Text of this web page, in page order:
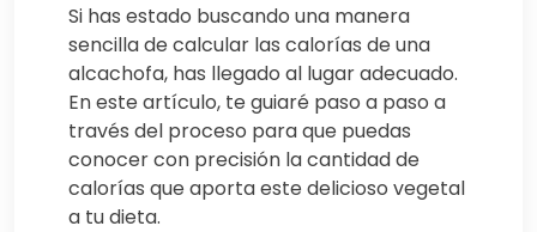
Si has estado buscando una manera
sencilla de calcular las calorías de una
alcachofa, has llegado al lugar adecuado.
En este artículo, te guiaré paso a paso a
través del proceso para que puedas
conocer con precisión la cantidad de
calorías que aporta este delicioso vegetal
a tu dieta.